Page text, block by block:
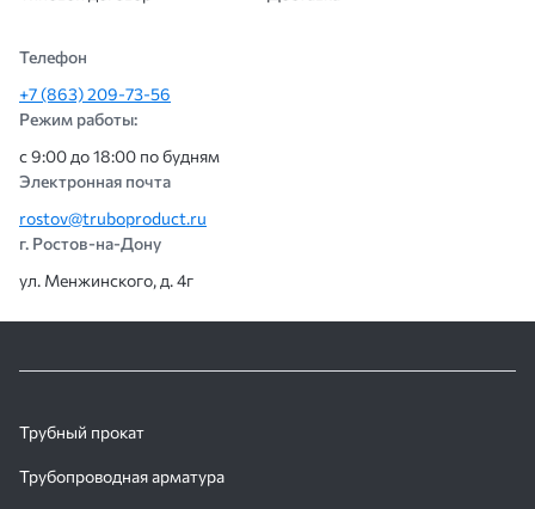
Телефон
+7 (863) 209-73-56
Режим работы:
с 9:00 до 18:00 по будням
Электронная почта
rostov@truboproduct.ru
г. Ростов-на-Дону
ул. Менжинского, д. 4г
Трубный прокат
Трубопроводная арматура